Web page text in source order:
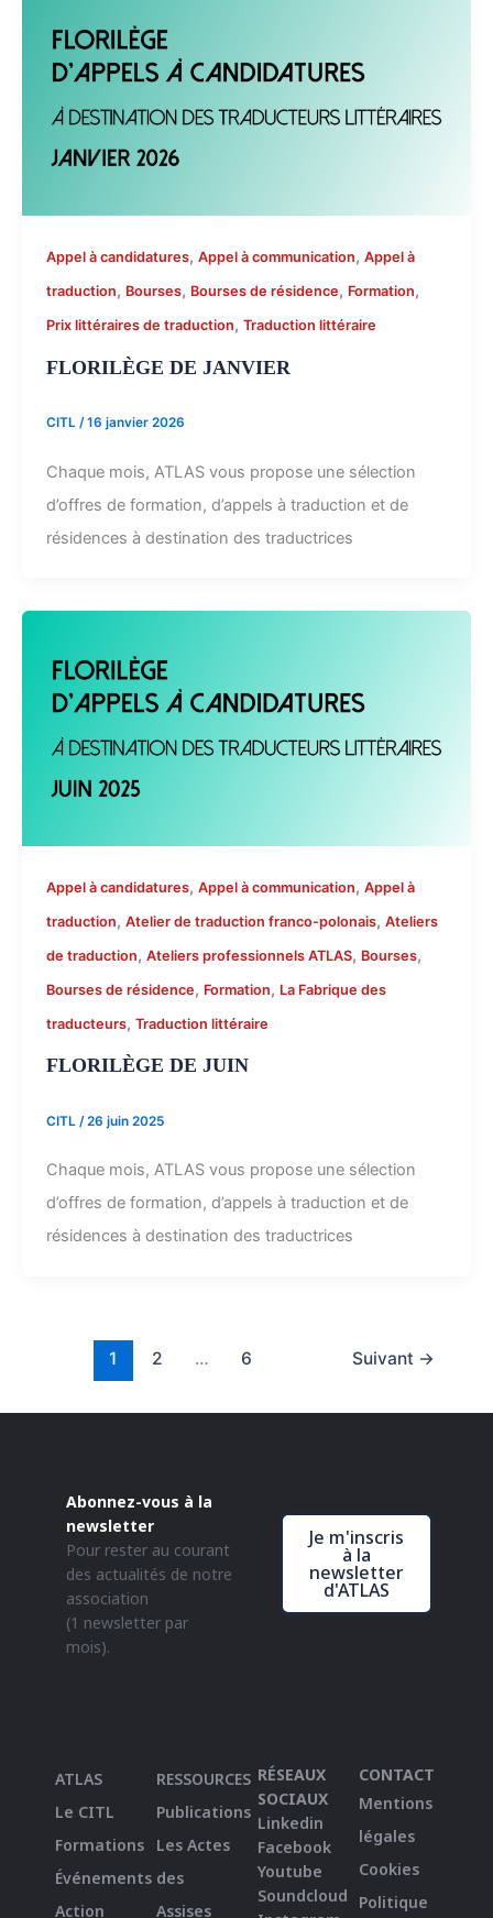
Appel à candidatures, Appel à communication, Appel à
traduction, Bourses, Bourses de résidence, Formation,
Prix littéraires de traduction, Traduction littéraire
FLORILÈGE DE JANVIER
CITL /16 janvier 2026
Chaque mois, ATLAS vous propose une sélection
d’offres de formation, d’appels à traduction et de
résidences à destination des traductrices
Appel à candidatures, Appel à communication, Appel à
traduction, Atelier de traduction franco-polonais, Ateliers
de traduction, Ateliers professionnels ATLAS, Bourses,
Bourses de résidence, Formation, La Fabrique des
traducteurs, Traduction littéraire
FLORILÈGE DE JUIN
CITL /26 juin 2025
Chaque mois, ATLAS vous propose une sélection
d’offres de formation, d’appels à traduction et de
résidences à destination des traductrices
1 2 … 6 Suivant →
Abonnez-vous à la
newsletter
Pour rester au courant
des actualités de notre
association
(1 newsletter par
mois).
Je m'inscris
à la
newsletter
d'ATLAS
ATLAS
Le CITL
Formations
Événements
Action
RESSOURCES
Publications
Les Actes
des
Assises
RÉSEAUX
SOCIAUX
Linkedin
Facebook
Youtube
Soundcloud
CONTACT
Mentions
légales
Cookies
Politique